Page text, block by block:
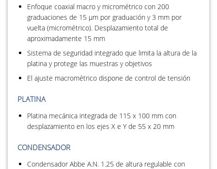
Enfoque coaxial macro y micrométrico con 200
graduaciones de 15 µm por graduación y 3 mm por
vuelta (micrométrico). Desplazamiento total de
aproximadamente 15 mm
Sistema de seguridad integrado que limita la altura de la
platina y protege las muestras y objetivos
El ajuste macrométrico dispone de control de tensión
PLATINA
Platina mecánica integrada de 115 x 100 mm con
desplazamiento en los ejes X e Y de 55 x 20 mm
CONDENSADOR
Condensador Abbe A.N. 1.25 de altura regulable con